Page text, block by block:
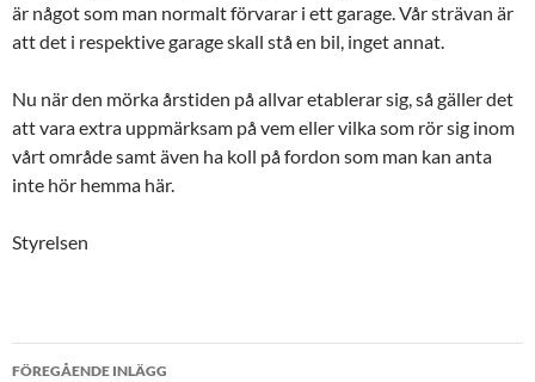
är något som man normalt förvarar i ett garage. Vår strävan är
att det i respektive garage skall stå en bil, inget annat.
Nu när den mörka årstiden på allvar etablerar sig, så gäller det
att vara extra uppmärksam på vem eller vilka som rör sig inom
vårt område samt även ha koll på fordon som man kan anta
inte hör hemma här.
Styrelsen
FÖREGÅENDE INLÄGG